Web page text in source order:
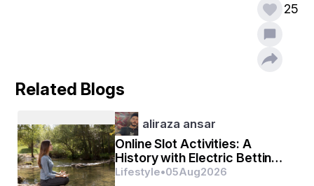
25
Related Blogs
aliraza ansar
Online Slot Activities: A
History with Electric Betting
house Fun
Lifestyle•05Aug2026